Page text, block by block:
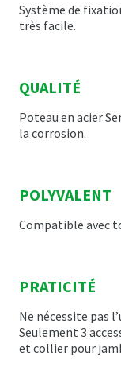
Système de
très facile.
QUALITÉ
Poteau en acier
la corrosion.
POLYVALENT
Compatible avec
PRATICITÉ
Ne nécessite pas
Seulement 3
et collier pour